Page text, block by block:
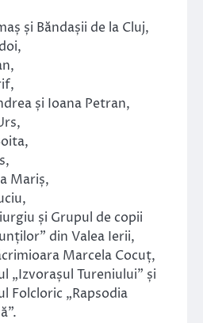
și Băndașii de la Cluj,
și Ioana Petran,
Mariș,
și Grupul de copii
din Valea Ierii,
Marcela Cocuț,
„Izvorașul Tureniului” și
Folcloric „Rapsodia